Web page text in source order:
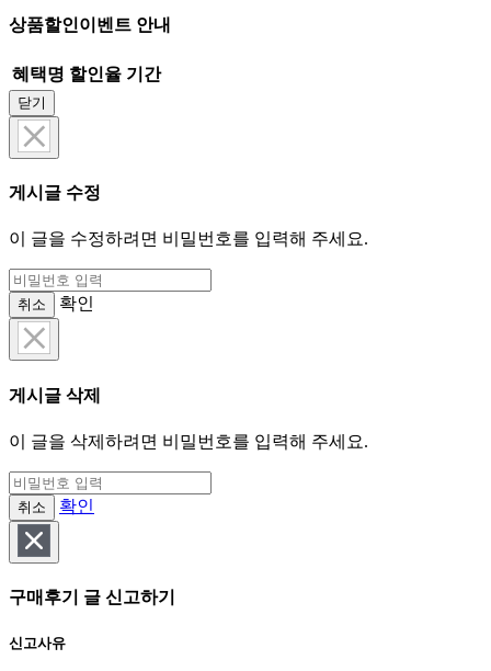
상품할인이벤트 안내
혜택명 할인율 기간
닫기
게시글 수정
이 글을 수정하려면 비밀번호를 입력해 주세요.
취소 확인
게시글 삭제
이 글을 삭제하려면 비밀번호를 입력해 주세요.
취소 확인
구매후기 글 신고하기
신고사유